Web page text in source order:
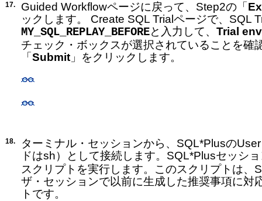
17. Guided Workflowページに戻って、Step2の「
ックします。 Create SQL Trialページで、SQL
MY_SQL_REPLAY_BEFOREと入力して、 Trial
チェック・ボックスが選択されていることを確
「 Submit 」をクリックします。
18.
ターミナル・セッションから、SQL*Plusの
ドはsh）として接続します。SQL*Plusセッシ
スクリプトを実行します。このスクリプトは、
ザ・セッションで以前に生成した推奨事項に対
トです。